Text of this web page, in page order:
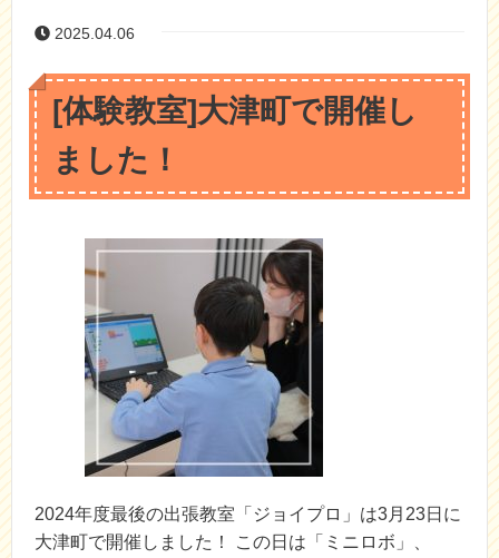
2025.04.06
[体験教室]大津町で開催し
ました！
2024年度最後の出張教室「ジョイプロ」は3月23日に
大津町で開催しました！ この日は「ミニロボ」、